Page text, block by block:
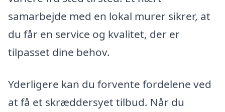
samarbejde med en lokal murer sikrer, at
du får en service og kvalitet, der er
tilpasset dine behov.
Yderligere kan du forvente fordelene ved
at få et skræddersyet tilbud. Når du